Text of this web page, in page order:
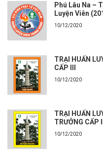
Phú Lâu Na –
Luyện Viên
10/12/2020
TRẠI HUẤN
CẤP III
10/12/2020
TRẠI HUẤN
TRƯỞNG CẤP II
10/12/2020